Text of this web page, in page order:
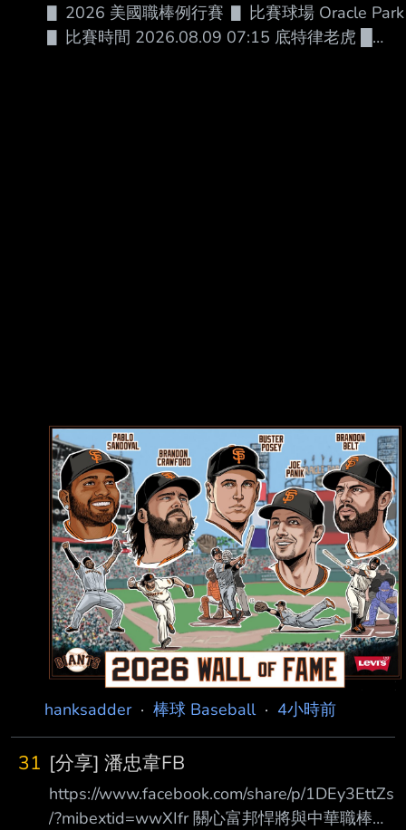
派到 3A。 --
▋ 2026 美國職棒例行賽 ▋ 比賽球場 Oracle Park
▋ 比賽時間 2026.08.09 07:15 底特律老虎 █
hanksadder· 棒球 Baseball· 4小時前
31 [分享] 潘忠韋FB
https://www.facebook.com/share/p/1DEy3EttZs
/?mibextid=wwXIfr 關心富邦悍將與中華職棒的